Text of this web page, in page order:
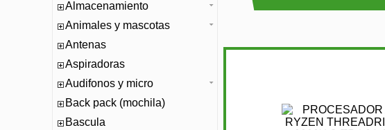
Almacenamiento
Animales y mascotas
Antenas
Aspiradoras
Audifonos y micro
Back pack (mochila)
Bascula